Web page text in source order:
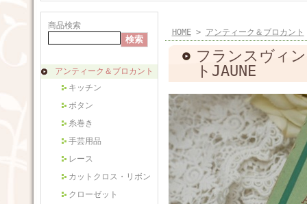
商品検索
アンティーク＆ブロカント
キッチン
ボタン
糸巻き
手芸用品
レース
カットクロス・リボン
クローゼット
HOME> アンティーク＆ブロカント
フランスヴィ
トJAUNE